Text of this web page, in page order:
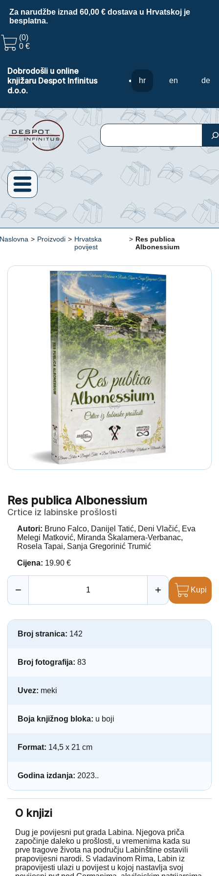
Za narudžbe iznad 60,00 € dostava u Hrvatskoj je
besplatna.
(0)
0 €
Dobrodošli u online
knjižaru Despot Infinitus
d.o.o.
hr en de
Pretraga
Naslovna > Proizvodi > Hrvatska
povijest
> Res publica
Albonessium
Res publica Albonessium
Crtice iz labinske prošlosti
Autori: Bruno Falco, Danijel Tatić, Deni Vlačić, Eva
Melegi Matković, Miranda Škalamera-Verbanac,
Rosela Tapai, Sanja Gregorinić Trumić
Cijena: 19.90 €
− + Kupi
Broj stranica: 142
Broj fotografija: 83
Uvez: meki
Boja knjižnog bloka: u boji
Format: 14,5 x 21 cm
Godina izdanja: 2023..
O knjizi
Dug je povijesni put grada Labina. Njegova priča
započinje daleko u prošlosti, u vremenima kada su
prve tragove života na području Labinštine ostavili
prapovijesni narodi. S vladavinom Rima, Labin iz
prapovijesti ulazi u povijest u kojoj nastavlja svoj